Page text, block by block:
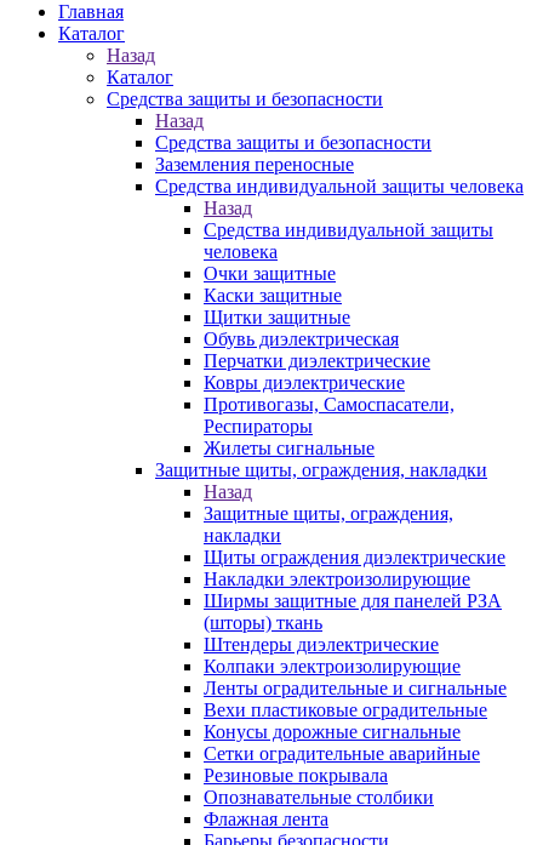
Главная
Каталог
Назад
Каталог
Средства защиты и безопасности
Назад
Средства защиты и безопасности
Заземления переносные
Средства индивидуальной защиты человека
Назад
Средства индивидуальной защиты
человека
Очки защитные
Каски защитные
Щитки защитные
Обувь диэлектрическая
Перчатки диэлектрические
Ковры диэлектрические
Противогазы, Самоспасатели,
Респираторы
Жилеты сигнальные
Защитные щиты, ограждения, накладки
Назад
Защитные щиты, ограждения,
накладки
Щиты ограждения диэлектрические
Накладки электроизолирующие
Ширмы защитные для панелей РЗА
(шторы) ткань
Штендеры диэлектрические
Колпаки электроизолирующие
Ленты оградительные и сигнальные
Вехи пластиковые оградительные
Конусы дорожные сигнальные
Сетки оградительные аварийные
Резиновые покрывала
Опознавательные столбики
Флажная лента
Барьеры безопасности